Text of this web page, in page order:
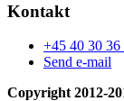
Kontakt
+45 40 30 36
Send e-mail
Copyright 2012-